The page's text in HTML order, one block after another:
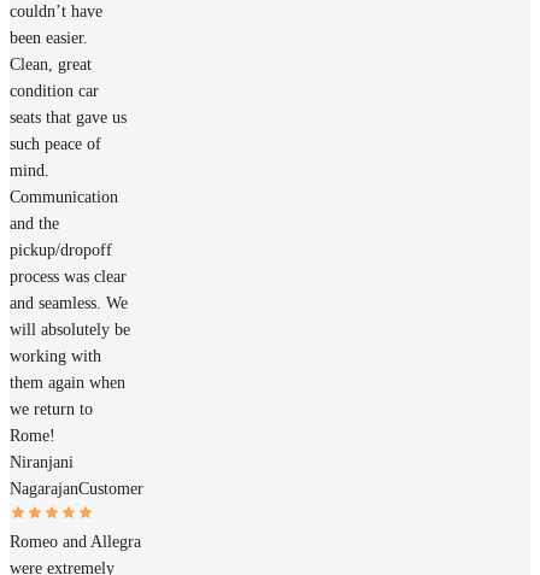
couldn’t have
been easier.
Clean, great
condition car
seats that gave us
such peace of
mind.
Communication
and the
pickup/dropoff
process was clear
and seamless. We
will absolutely be
working with
them again when
we return to
Rome!
Niranjani
NagarajanCustomer
Romeo and Allegra
were extremely